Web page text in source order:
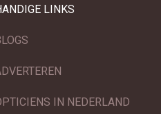
LINKS
IN NEDERLAND